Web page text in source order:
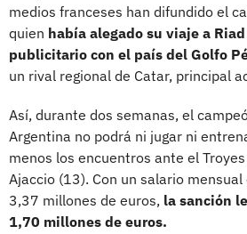
medios franceses han difundido el
quien había alegado su viaje a
publicitario con el país del Golfo
un rival regional de Catar, principal
Así, durante dos semanas, el
Argentina no podrá ni jugar ni
menos los encuentros ante el
Ajaccio (13). Con un salario
3,37 millones de euros, la sanción
1,70 millones de euros.